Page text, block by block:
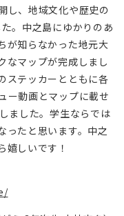
し、地域文化や歴史の
。中之島にゆかりのあ
が知らなかった地元大
なマップが完成しまし
ステッカーとともに各
ー動画とマップに載せ
ました。学生ならでは
ったと思います。中之
嬉しいです！